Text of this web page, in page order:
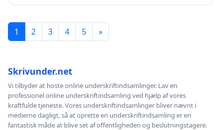
1 2 3 4 5 »
Skrivunder.net
Vi tilbyder at hoste online underskriftindsamlinger. Lav en
professionel online underskriftindsamling ved hjælp af vores
kraftfulde tjeneste. Vores underskriftindsamlinger bliver nævnt i
medierne dagligt, så at oprette en underskriftindsamling er en
fantastisk måde at blive set af offentligheden og beslutningstagere.